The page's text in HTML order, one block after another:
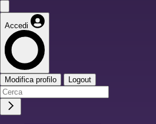
Accedi
Modifica profilo Logout